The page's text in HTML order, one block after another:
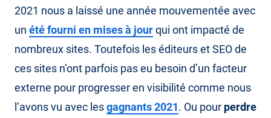
2021 nous a laissé une année mouvementée avec
un été fourni en mises à jourqui ont impacté de
nombreux sites. Toutefois les éditeurs et SEO de
ces sites n’ont parfois pas eu besoin d’un facteur
externe pour progresser en visibilité comme nous
l’avons vu avec lesgagnants 2021. Ou pour perdre